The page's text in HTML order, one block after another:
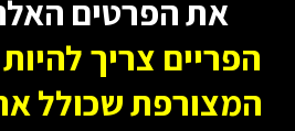
את הפרטים
הפריים צריך
המצורפת שכולל